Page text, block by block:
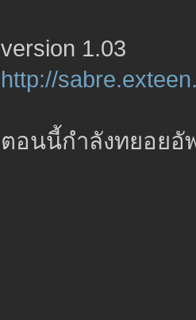
version 1.03
http://
ตอนนี้กำลังทยอยอั